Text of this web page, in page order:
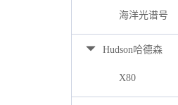
海洋光谱号
Hudson哈德森
X80